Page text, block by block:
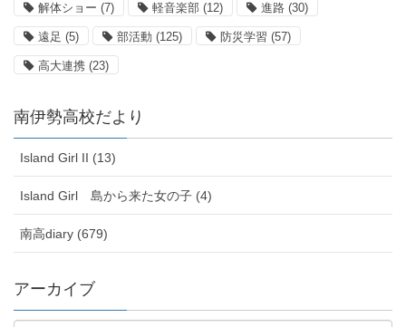
解体ショー (7) 軽音楽部 (12) 進路 (30)
遠足 (5) 部活動 (125) 防災学習 (57)
高大連携 (23)
南伊勢高校だより
Island Girl II (13)
Island Girl 島から来た女の子 (4)
南高diary (679)
アーカイブ